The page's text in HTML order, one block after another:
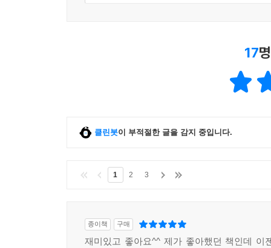
17
클린봇이 부적절한 글을 감지 중입니다.
1 2 3
종이책 구매
재미있고 좋아요^^ 제가 좋아했던 책인데 이